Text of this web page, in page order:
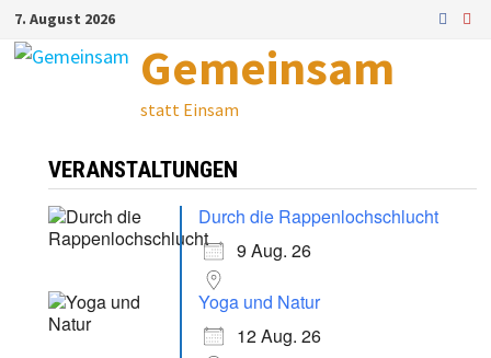
Zum
Inhalt
7. August 2026
Gemeinsam
statt Einsam
VERANSTALTUNGEN
Durch die Rappenlochschlucht
9 Aug. 26
Yoga und Natur
12 Aug. 26